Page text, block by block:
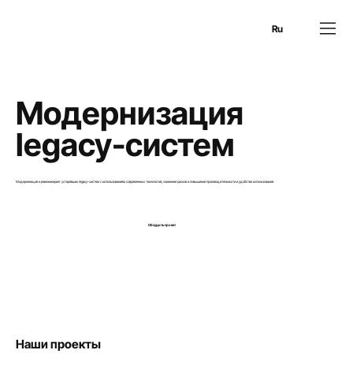
Ru
Модернизация
legacy-систем
Модернизация и реинжиниринг устаревших legacy-систем с использованием современных технологий, снижение рисков и повышение производительности и удобства использования.
Обсудить проект
Наши проекты